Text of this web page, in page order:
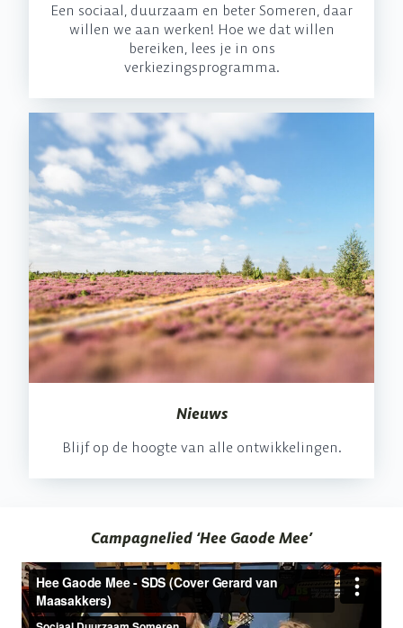
Een sociaal, duurzaam en beter Someren, daar
willen we aan werken! Hoe we dat willen
bereiken, lees je in ons
verkiezingsprogramma.
Nieuws
Blijf op de hoogte van alle ontwikkelingen.
Campagnelied ‘Hee Gaode Mee’